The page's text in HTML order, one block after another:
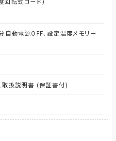
自動電源OFF、設定温度メモリー
取扱説明書 (保証書付)